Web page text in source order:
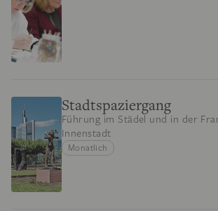
Stadtspaziergang
Führung im Städel und in der
Innenstadt
Monatlich